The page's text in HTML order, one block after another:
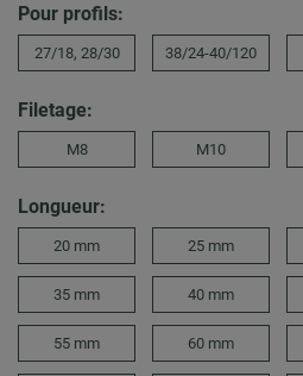
Pour profils:
27/18, 28/30 38/24-40/120
Filetage:
M8 M10
Longueur:
20 mm 25 mm
35 mm 40 mm
55 mm 60 mm